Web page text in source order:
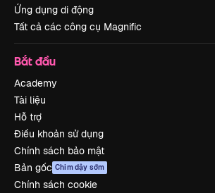
Ứng dụng di động
Tất cả các công cụ Magnific
Bắt đầu
Academy
Tài liệu
Hỗ trợ
Điều khoản sử dụng
Chính sách bảo mật
Bản gốc Chim dậy sớm
Chính sách cookie